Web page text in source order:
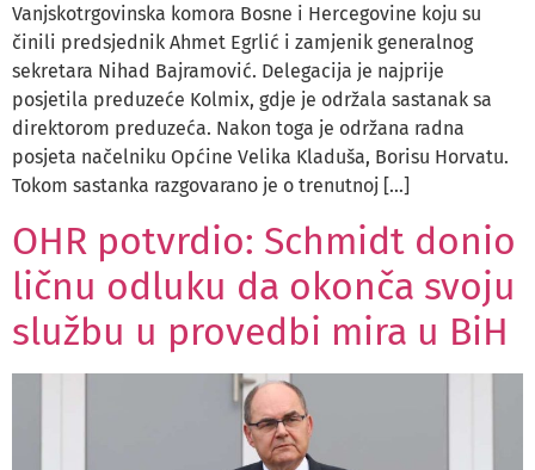
Vanjskotrgovinska komora Bosne i Hercegovine koju su
činili predsjednik Ahmet Egrlić i zamjenik generalnog
sekretara Nihad Bajramović. Delegacija je najprije
posjetila preduzeće Kolmix, gdje je održala sastanak sa
direktorom preduzeća. Nakon toga je održana radna
posjeta načelniku Općine Velika Kladuša, Borisu Horvatu.
Tokom sastanka razgovarano je o trenutnoj […]
OHR potvrdio: Schmidt donio
ličnu odluku da okonča svoju
službu u provedbi mira u BiH